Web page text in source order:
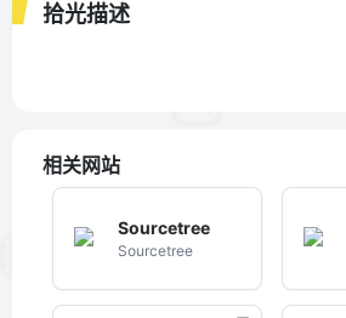
拾光描述
相关网站
Sourcetree
Sourcetree